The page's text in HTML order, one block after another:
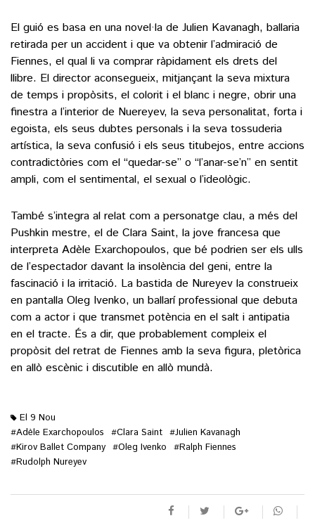
El guió es basa en una novel·la de Julien Kavanagh, ballaria
retirada per un accident i que va obtenir l’admiració de
Fiennes, el qual li va comprar ràpidament els drets del
llibre. El director aconsegueix, mitjançant la seva mixtura
de temps i propòsits, el colorit i el blanc i negre, obrir una
finestra a l’interior de Nuereyev, la seva personalitat, forta i
egoista, els seus dubtes personals i la seva tossuderia
artística, la seva confusió i els seus titubejos, entre accions
contradictòries com el “quedar-se” o “l’anar-se’n” en sentit
ampli, com el sentimental, el sexual o l’ideològic.
També s’integra al relat com a personatge clau, a més del
Pushkin mestre, el de Clara Saint, la jove francesa que
interpreta Adèle Exarchopoulos, que bé podrien ser els ulls
de l’espectador davant la insolència del geni, entre la
fascinació i la irritació. La bastida de Nureyev la construeix
en pantalla Oleg Ivenko, un ballarí professional que debuta
com a actor i que transmet potència en el salt i antipatia
en el tracte. És a dir, que probablement compleix el
propòsit del retrat de Fiennes amb la seva figura, pletòrica
en allò escènic i discutible en allò mundà.
El 9 Nou
#Adèle Exarchopoulos #Clara Saint #Julien Kavanagh
#Kirov Ballet Company #Oleg Ivenko #Ralph Fiennes
#Rudolph Nureyev
M'agrada